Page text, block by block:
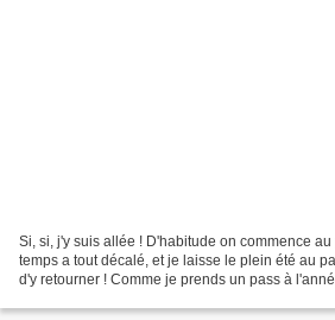
Si, si, j'y suis allée ! D'habitude on commence
temps a tout décalé, et je laisse le plein été au
d'y retourner ! Comme je prends un pass à